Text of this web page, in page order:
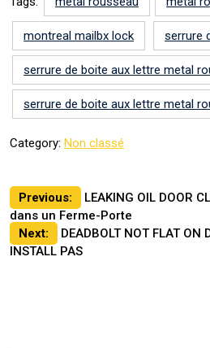
montreal mailbx lock serrure
serrure de boite aux lettre metal
serrure de boite aux lettre metal
Category: Non classé
Post
navigation
Previous:
LEAKING OIL DOOR
dans un Ferme-Porte
Next:
DEADBOLT NOT FLAT ON
INSTALL PAS